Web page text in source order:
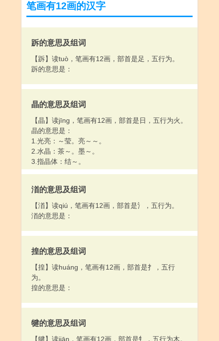
笔画有12画的汉字
跅的意思及组词
【跅】读tuò，笔画有12画，部首是足，五行为。
跅的意思是：
晶的意思及组词
【晶】读jīng，笔画有12画，部首是日，五行为火。
晶的意思是：
1.光亮：～莹。亮～～。
2.水晶：茶～。墨～。
3.指晶体：结～。
渞的意思及组词
【渞】读qiú，笔画有12画，部首是氵，五行为。
渞的意思是：
揘的意思及组词
【揘】读huáng，笔画有12画，部首是扌，五行
为。
揘的意思是：
犍的意思及组词
【犍】读jiān，笔画有12画，部首是牜，五行为木。